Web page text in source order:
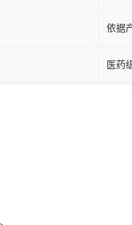
依据
医药